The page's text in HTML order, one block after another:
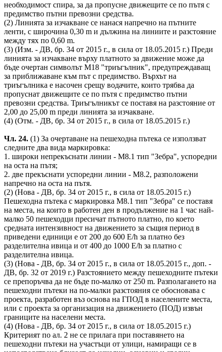
необходимост спира, за да пропусне движещите се по пътя с
предимство пътни превозни средства.
(2) Линията за изчакване се нанася напречно на пътните
ленти, с широчина 0,30 m и дължина на линиите и разстояние
между тях по 0,60 m.
(3) (Изм. - ДВ, бр. 34 от 2015 г., в сила от 18.05.2015 г.) Преди
линията за изчакване върху платното за движение може да
бъде очертан символът М18 "триъгълник", предупреждаващ
за приближаване към път с предимство. Върхът на
триъгълника е насочен срещу водачите, които трябва да
пропуснат движещите се по пътя с предимство пътни
превозни средства. Триъгълникът се поставя на разстояние от
2,00 до 25,00 m преди линията за изчакване.
(4) (Отм. - ДВ, бр. 34 от 2015 г., в сила от 18.05.2015 г.)
Чл. 24. (1) За очертаване на пешеходна пътека се използват
следните два вида маркировка:
1. широки непрекъснати линии - М8.1 тип "Зебра", успоредни
на оста на пътя;
2. две прекъснати успоредни линии - М8.2, разположени
напречно на оста на пътя.
(2) (Нова - ДВ, бр. 34 от 2015 г., в сила от 18.05.2015 г.)
Пешеходна пътека с маркировка М8.1 тип "Зебра" се поставя
на места, на които в работен ден в продължение на 1 час най-
малко 50 пешеходци пресичат пътното платно, по което
средната интензивност на движението за същия период в
приведени единици е от 200 до 600 Е/h за платно без
разделителна ивица и от 400 до 1000 Е/h за платно с
разделителна ивица.
(3) (Нова - ДВ, бр. 34 от 2015 г., в сила от 18.05.2015 г., доп. -
ДВ, бр. 32 от 2019 г.) Разстоянието между пешеходните пътеки
се препоръчва да не бъде по-малко от 250 m. Разполагането на
пешеходни пътеки на по-малки разстояния се обосновава с
проекта, разработен въз основа на ГПОД в населените места,
или с проекта за организация на движението (ПОД) извън
границите на населени места.
(4) (Нова - ДВ, бр. 34 от 2015 г., в сила от 18.05.2015 г.)
Критерият по ал. 2 не се прилага при поставянето на
пешеходни пътеки на участъци от улици, намиращи се в